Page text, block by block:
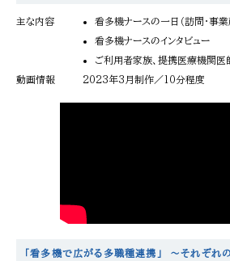
主な内容
看多機ナースの一日（訪問・事業
看多機ナースのインタビュー
ご利用者家族、提携医療機関医
動画情報
2023年3月制作／10分程度
「看多機で広がる多職種連携」 ～それぞれ